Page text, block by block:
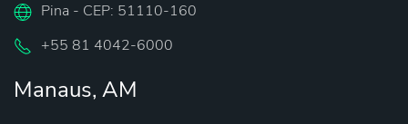
Pina - CEP: 51110-160
‪+55 81 4042-6000‬
Manaus, AM